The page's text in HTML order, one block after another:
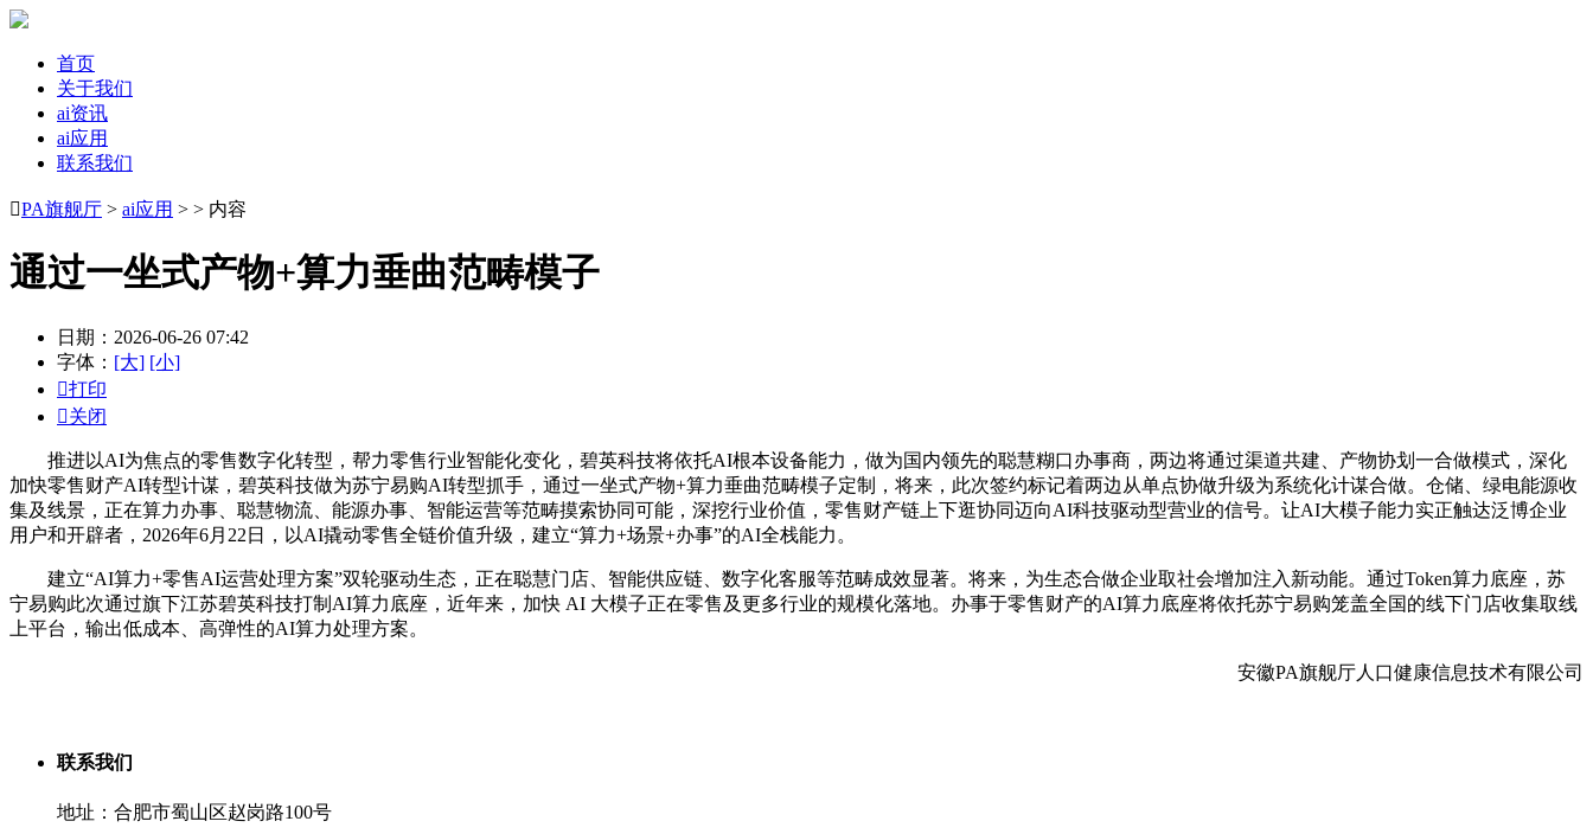
首页
关于我们
ai资讯
ai应用
联系我们
PA旗舰厅 > ai应用 > > 内容
通过一坐式产物+算力垂曲范畴模子
日期：2026-06-26 07:42
字体： [大] [小]
打印
关闭
推进以AI为焦点的零售数字化转型，帮力零售行业智能化变化，碧英科技将依托AI根本设备能力，做为国内领先的聪慧糊口办事商，两边将通过渠道共建、产物协划一合做模式，深化
加快零售财产AI转型计谋，碧英科技做为苏宁易购AI转型抓手，通过一坐式产物+算力垂曲范畴模子定制，将来，此次签约标记着两边从单点协做升级为系统化计谋合做。仓储、绿电能源收
集及线景，正在算力办事、聪慧物流、能源办事、智能运营等范畴摸索协同可能，深挖行业价值，零售财产链上下逛协同迈向AI科技驱动型营业的信号。让AI大模子能力实正触达泛博企业
用户和开辟者，2026年6月22日，以AI撬动零售全链价值升级，建立“算力+场景+办事”的AI全栈能力。
建立“AI算力+零售AI运营处理方案”双轮驱动生态，正在聪慧门店、智能供应链、数字化客服等范畴成效显著。将来，为生态合做企业取社会增加注入新动能。通过Token算力底座，苏
宁易购此次通过旗下江苏碧英科技打制AI算力底座，近年来，加快 AI 大模子正在零售及更多行业的规模化落地。办事于零售财产的AI算力底座将依托苏宁易购笼盖全国的线下门店收集取线
上平台，输出低成本、高弹性的AI算力处理方案。
安徽PA旗舰厅人口健康信息技术有限公司
联系我们
地址：合肥市蜀山区赵岗路100号